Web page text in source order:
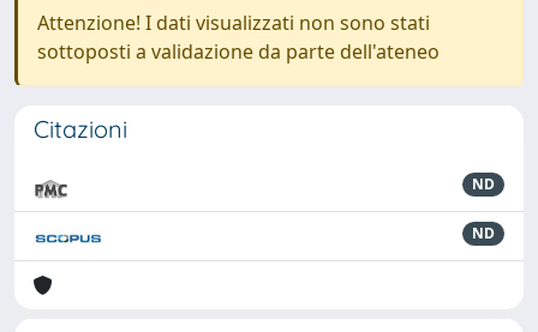
Attenzione! I dati visualizzati non sono stati
sottoposti a validazione da parte dell'ateneo
Citazioni
ND
ND